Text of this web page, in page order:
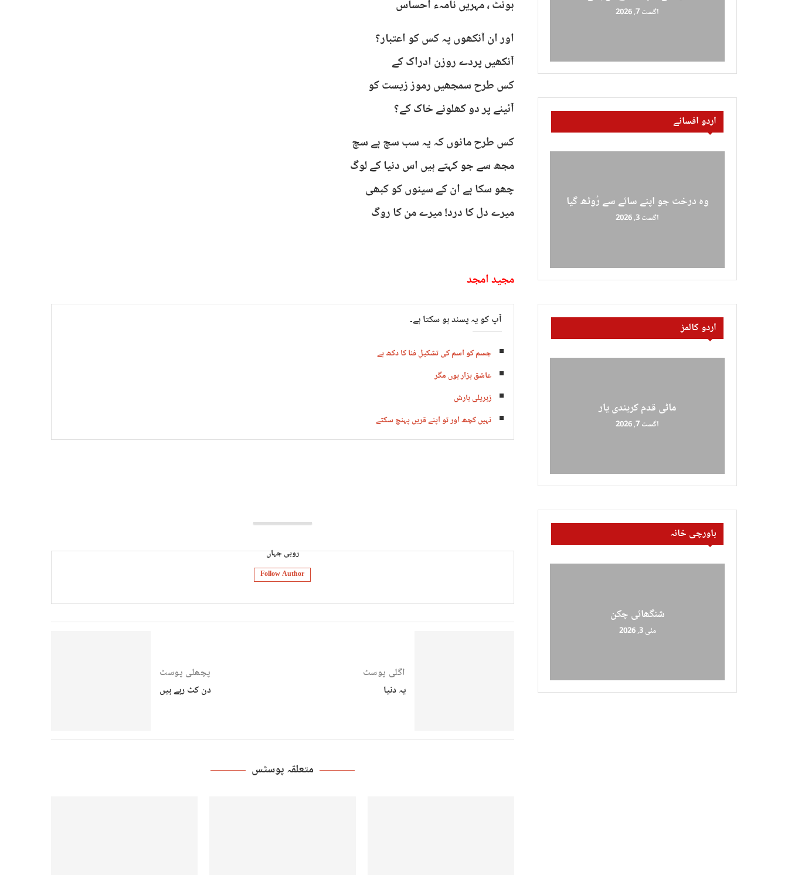
ہونٹ ، مہریں نامہء احساس
اور ان آنکھوں پہ کس کو اعتبار؟
آنکھیں پردے روزن ادراک کے
کس طرح سمجھیں رموز زیست کو
آئینے پر دو کھلونے خاک کے؟
کس طرح مانوں کہ یہ سب سچ ہے سچ
مجھ سے جو کہتے ہیں اس دنیا کے لوگ
چھو سکا ہے ان کے سینوں کو کبھی
میرے دل کا درد! میرے من کا روگ
مجید امجد​
آپ کو یہ پسند ہو سکتا ہے۔
جسم کو اسم کی تشکیلِ فنا کا دکھ ہے
عاشق ہزار ہوں مگر
زہریلی بارش
نہیں کچھ اور تو اپنے قریں پہنچ سکتے
روبی جہاں
Follow Author
اگلی پوسٹ
یہ دنیا
پچھلی پوسٹ
دن کٹ رہے ہیں
متعلقہ پوسٹس
اگست 7, 2026
اردو افسانے
وہ درخت جو اپنے سائے سے رُوٹھ گیا
اگست 3, 2026
اردو کالمز
ماٹی قدم کریندی یار
اگست 7, 2026
باورچی خانہ
شنگھائی چکن
مئی 3, 2026